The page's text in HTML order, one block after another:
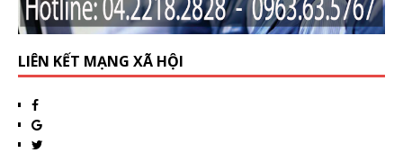
LIÊN KẾT MẠNG XÃ HỘI